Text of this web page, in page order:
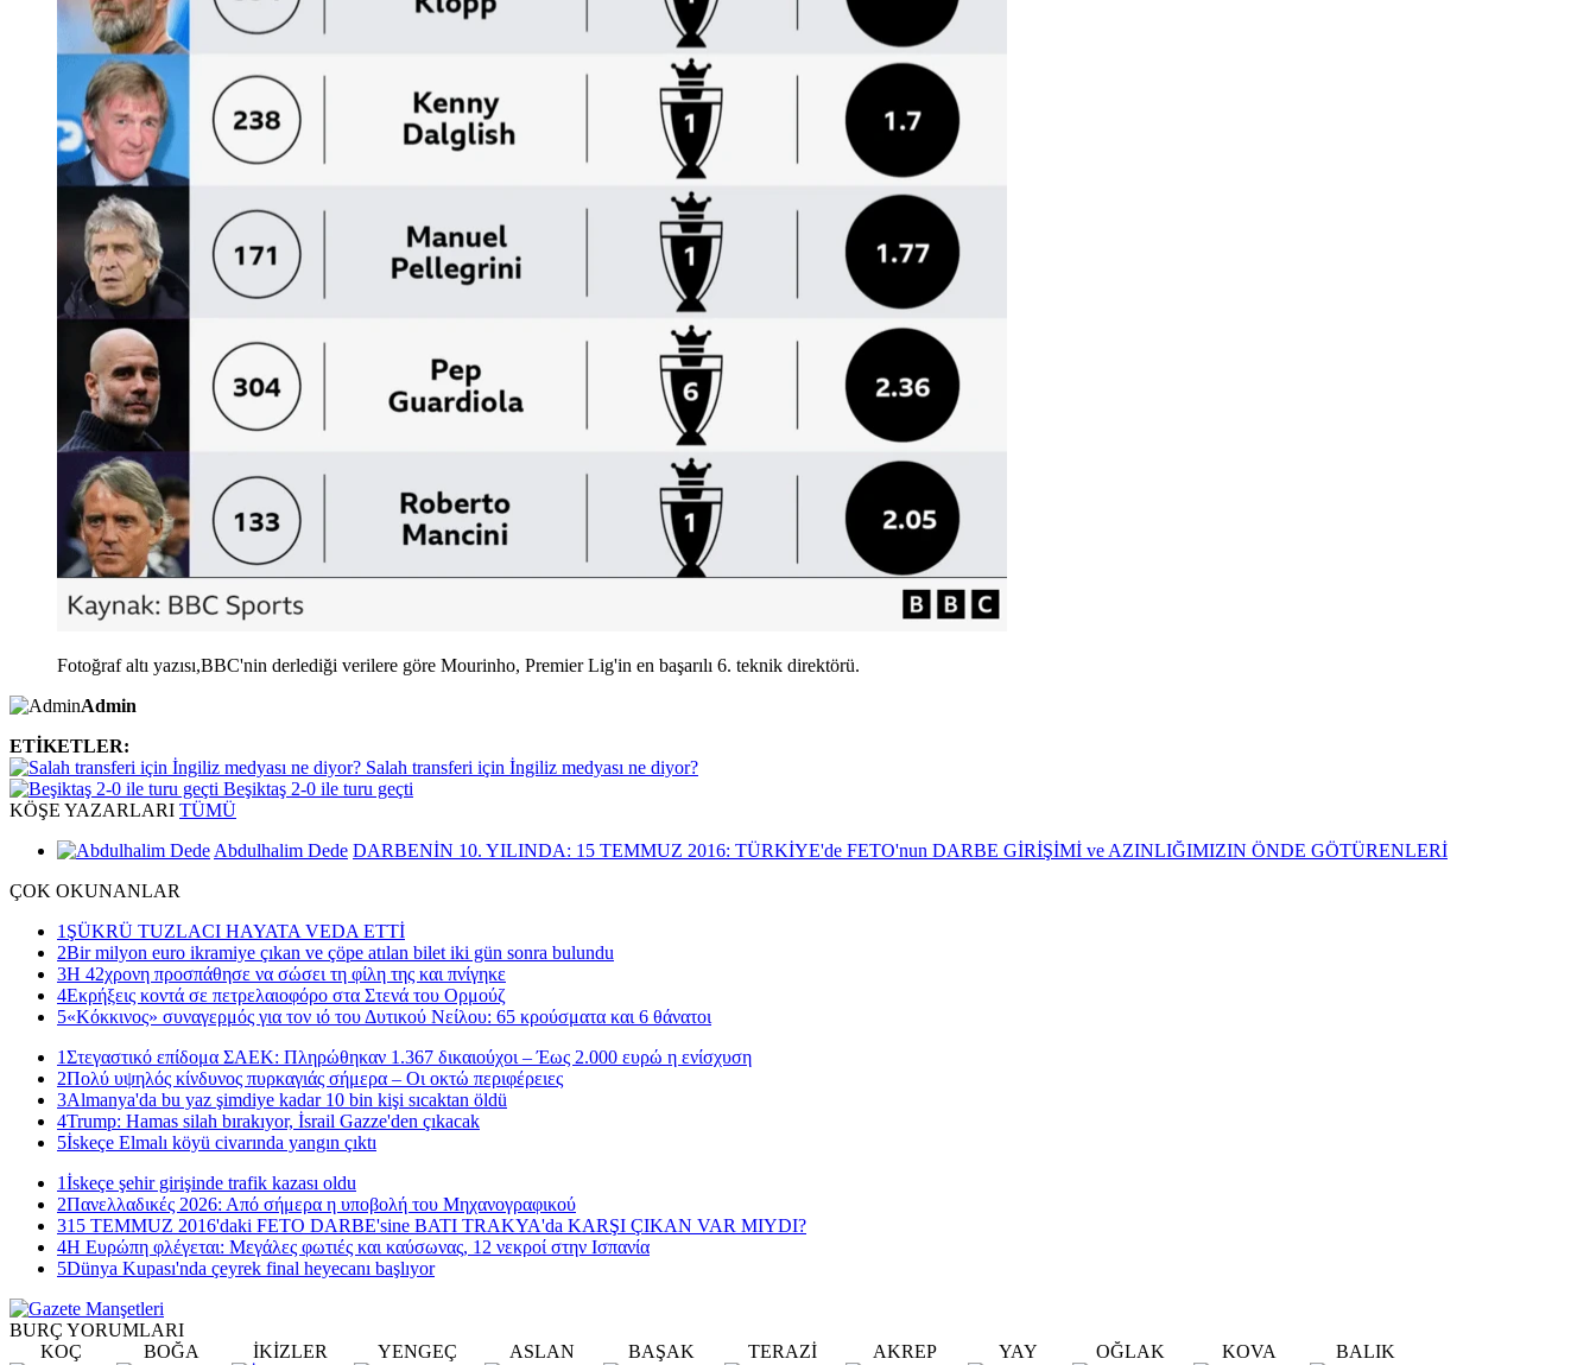
Fotoğraf altı yazısı,BBC'nin derlediği verilere göre Mourinho, Premier Lig'in en başarılı 6. teknik direktörü.
Admin
ETİKETLER:
Salah transferi için İngiliz medyası ne diyor?
Beşiktaş 2-0 ile turu geçti
KÖŞE YAZARLARI TÜMÜ
Abdulhalim Dede DARBENİN 10. YILINDA: 15 TEMMUZ 2016: TÜRKİYE'de FETO'nun DARBE GİRİŞİMİ ve AZINLIĞIMIZIN ÖNDE GÖTÜRENLERİ
ÇOK OKUNANLAR
1 ŞÜKRÜ TUZLACI HAYATA VEDA ETTİ
2Bir milyon euro ikramiye çıkan ve çöpe atılan bilet iki gün sonra bulundu
3Η 42χρονη προσπάθησε να σώσει τη φίλη της και πνίγηκε
4Εκρήξεις κοντά σε πετρελαιοφόρο στα Στενά του Ορμούζ
5«Κόκκινος» συναγερμός για τον ιό του Δυτικού Νείλου: 65 κρούσματα και 6 θάνατοι
1Στεγαστικό επίδομα ΣΑΕΚ: Πληρώθηκαν 1.367 δικαιούχοι – Έως 2.000 ευρώ η ενίσχυση
2Πολύ υψηλός κίνδυνος πυρκαγιάς σήμερα – Οι οκτώ περιφέρειες
3Almanya'da bu yaz şimdiye kadar 10 bin kişi sıcaktan öldü
4Trump: Hamas silah bırakıyor, İsrail Gazze'den çıkacak
5İskeçe Elmalı köyü civarında yangın çıktı
1İskeçe şehir girişinde trafik kazası oldu
2Πανελλαδικές 2026: Από σήμερα η υποβολή του Μηχανογραφικού
315 TEMMUZ 2016'daki FETO DARBE'sine BATI TRAKYA'da KARŞI ÇIKAN VAR MIYDI?
4Η Ευρώπη φλέγεται: Μεγάλες φωτιές και καύσωνας, 12 νεκροί στην Ισπανία
5Dünya Kupası'nda çeyrek final heyecanı başlıyor
BURÇ YORUMLARI
KOÇ
BOĞA İKİZLER YENGEÇ ASLAN BAŞAK TERAZİ AKREP YAY OĞLAK KOVA BALIK